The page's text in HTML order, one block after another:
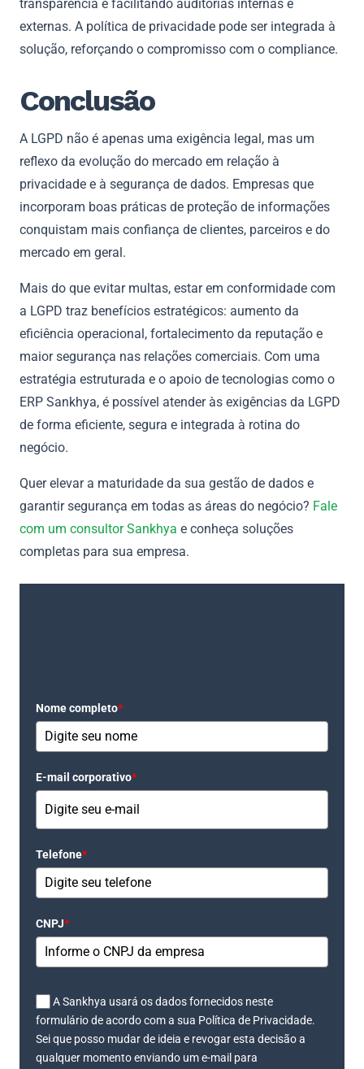
transparência e facilitando auditorias internas e
externas. A política de privacidade pode ser integrada à
solução, reforçando o compromisso com o compliance.
Conclusão
A LGPD não é apenas uma exigência legal, mas um
reflexo da evolução do mercado em relação à
privacidade e à segurança de dados. Empresas que
incorporam boas práticas de proteção de informações
conquistam mais confiança de clientes, parceiros e do
mercado em geral.
Mais do que evitar multas, estar em conformidade com
a LGPD traz benefícios estratégicos: aumento da
eficiência operacional, fortalecimento da reputação e
maior segurança nas relações comerciais. Com uma
estratégia estruturada e o apoio de tecnologias como o
ERP Sankhya, é possível atender às exigências da LGPD
de forma eficiente, segura e integrada à rotina do
negócio.
Quer elevar a maturidade da sua gestão de dados e
garantir segurança em todas as áreas do negócio? Fale
com um consultor Sankhya e conheça soluções
completas para sua empresa.
Nome completo*
E-mail corporativo*
Telefone*
CNPJ*
A Sankhya usará os dados fornecidos neste
formulário de acordo com a sua Política de Privacidade.
Sei que posso mudar de ideia e revogar esta decisão a
qualquer momento enviando um e-mail para